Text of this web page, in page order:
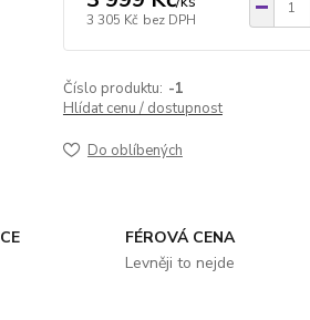
3 305 Kč bez DPH
Číslo produktu: -1
Hlídat cenu / dostupnost
Do oblíbených
FÉROVÁ CENA
Levněji to nejde